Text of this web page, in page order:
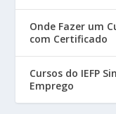
Onde Fazer um
com Certificado
Cursos do IEFP
Emprego